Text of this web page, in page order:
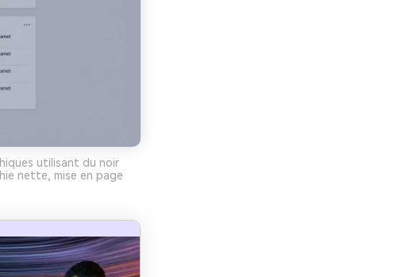
utilisant du noir
nette, mise en page